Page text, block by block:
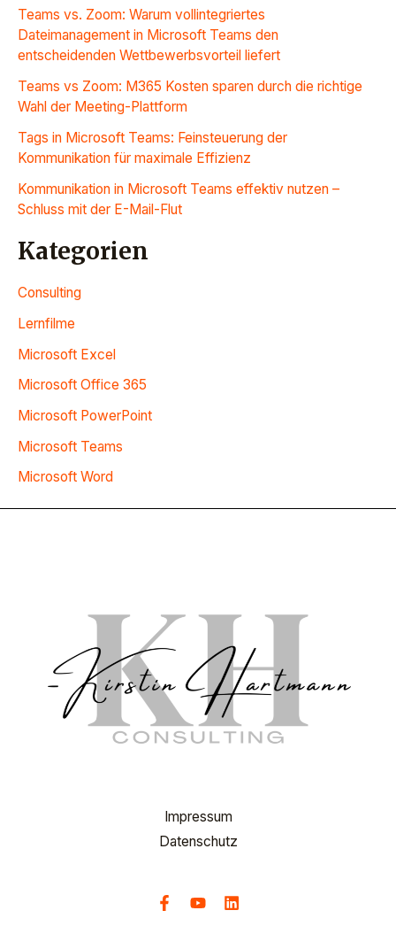
Teams vs. Zoom: Warum vollintegriertes
Dateimanagement in Microsoft Teams den
entscheidenden Wettbewerbsvorteil liefert
Teams vs Zoom: M365 Kosten sparen durch die richtige
Wahl der Meeting-Plattform
Tags in Microsoft Teams: Feinsteuerung der
Kommunikation für maximale Effizienz
Kommunikation in Microsoft Teams effektiv nutzen –
Schluss mit der E-Mail-Flut
Kategorien
Consulting
Lernfilme
Microsoft Excel
Microsoft Office 365
Microsoft PowerPoint
Microsoft Teams
Microsoft Word
Impressum
Datenschutz